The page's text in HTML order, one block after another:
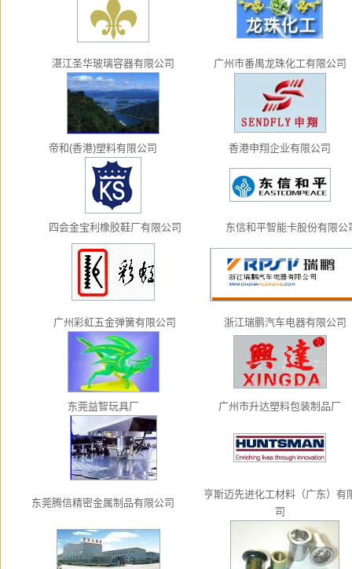
湛江圣华玻璃容器有限公司 广州市番禺龙珠化工有限公
帝和(香港)塑料有限公司 香港申翔企业有限公司
四会金宝利橡胶鞋厂有限公司 东信和平智能卡股份有限公
广州彩虹五金弹簧有限公司 浙江瑞鹏汽车电器有限公司
东莞益智玩具厂 广州市升达塑料包装制品厂
东莞腾信精密金属制品有限公司
亨斯迈先进化工材料（广东）有
司